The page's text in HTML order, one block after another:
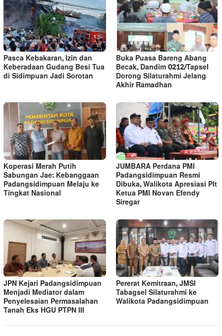
Pasca Kebakaran, Izin dan
Keberadaan Gudang Besi Tua
di Sidimpuan Jadi Sorotan
Buka Puasa Bareng Abang
Becak, Dandim 0212/Tapsel
Dorong Silaturahmi Jelang
Akhir Ramadhan
Koperasi Merah Putih
Sabungan Jae: Kebanggaan
Padangsidimpuan Melaju ke
Tingkat Nasional
JUMBARA Perdana PMI
Padangsidimpuan Resmi
Dibuka, Walikota Apresiasi Plt
Ketua PMI Novan Efendy
Siregar
JPN Kejari Padangsidimpuan
Menjadi Mediator dalam
Penyelesaian Permasalahan
Tanah Eks HGU PTPN III
Pererat Kemitraan, JMSI
Tabagsel Silaturahmi ke
Walikota Padangsidimpuan